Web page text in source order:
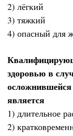
2) лёгкий
3) тяжкий
4) опасный для
здоровью в
является
1) длительное
2)